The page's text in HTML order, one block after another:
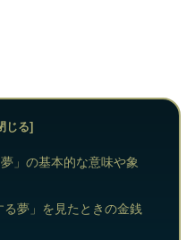
」の基本的な意味や象
る夢」を見たときの金銭